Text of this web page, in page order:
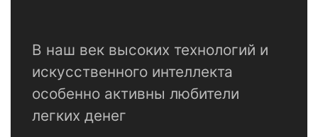
В наш век высоких технологий и
искусственного интеллекта
особенно активны любители
легких денег